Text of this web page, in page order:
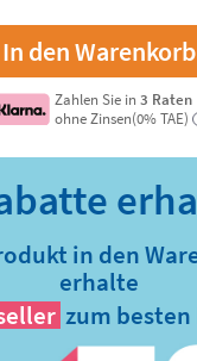
Zahlen Sie in3 Raten
ohne Zinsen(0% TAE)
in den
erhalte
zum